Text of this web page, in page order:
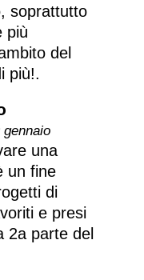
soprattutto
più
del
più!.
una
un fine
di
e presi
2a parte del